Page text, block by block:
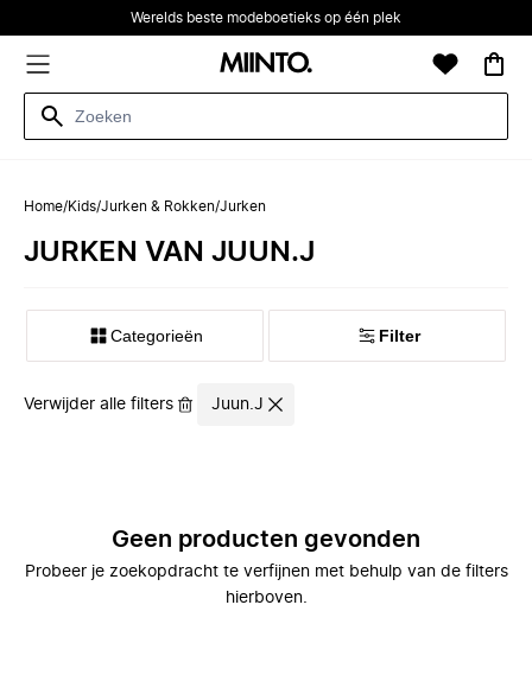
Werelds beste modeboetieks op één plek
Home/Kids/Jurken & Rokken/Jurken
JURKEN VAN JUUN.J
Categorieën Filter
Verwijder alle filters Juun.J
Geen producten gevonden
Probeer je zoekopdracht te verfijnen met behulp van de filters
hierboven.